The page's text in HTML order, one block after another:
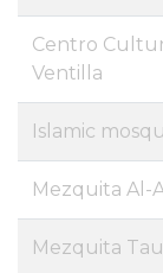
Centro
Ventilla
Islamic
Mezquita Al-
Mezquita